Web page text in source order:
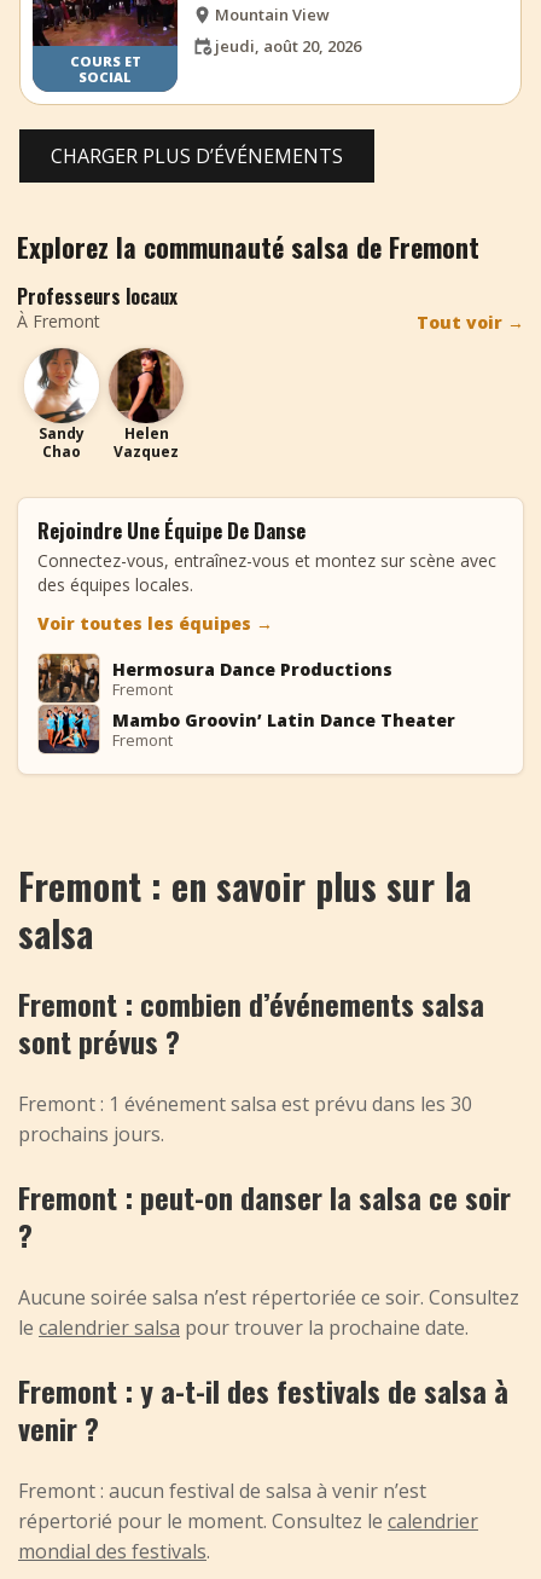
COURS ET
SOCIAL
Mountain View
jeudi, août 20, 2026
CHARGER PLUS D’ÉVÉNEMENTS
Explorez la communauté salsa de Fremont
Professeurs locaux
À Fremont Tout voir →
SC
Sandy
Chao
HV
Helen
Vazquez
Rejoindre Une Équipe De Danse
Connectez-vous, entraînez-vous et montez sur scène avec
des équipes locales.
Voir toutes les équipes →
HD Hermosura Dance Productions
Fremont
MG Mambo Groovin’ Latin Dance Theater
Fremont
Fremont : en savoir plus sur la
salsa
Fremont : combien d’événements salsa
sont prévus ?
Fremont : 1 événement salsa est prévu dans les 30
prochains jours.
Fremont : peut-on danser la salsa ce soir
?
Aucune soirée salsa n’est répertoriée ce soir. Consultez
le calendrier salsa pour trouver la prochaine date.
Fremont : y a-t-il des festivals de salsa à
venir ?
Fremont : aucun festival de salsa à venir n’est
répertorié pour le moment. Consultez le calendrier
mondial des festivals.